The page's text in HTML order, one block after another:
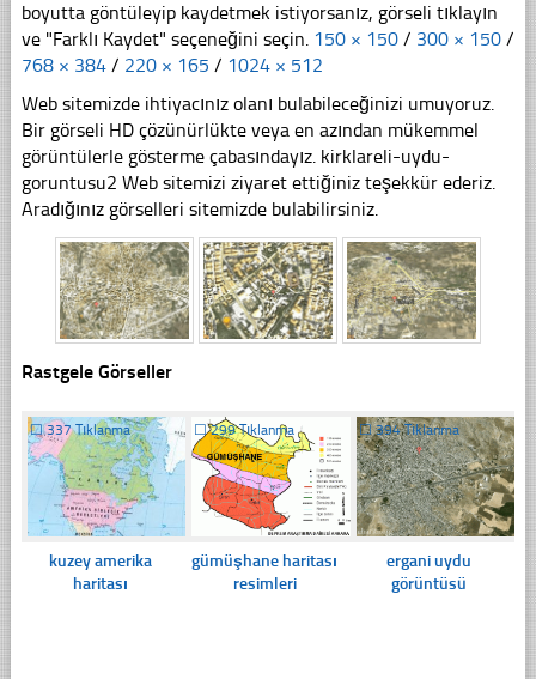
boyutta göntüleyip kaydetmek istiyorsanız, görseli tıklayın
ve "Farklı Kaydet" seçeneğini seçin. 150 × 150 / 300 × 150 /
768 × 384 / 220 × 165 / 1024 × 512
Web sitemizde ihtiyacınız olanı bulabileceğinizi umuyoruz.
Bir görseli HD çözünürlükte veya en azından mükemmel
görüntülerle gösterme çabasındayız. kirklareli-uydu-
goruntusu2 Web sitemizi ziyaret ettiğiniz teşekkür ederiz.
Aradığınız görselleri sitemizde bulabilirsiniz.
Rastgele Görseller
☐337 Tıklanma
kuzey amerika
haritası
☐299 Tıklanma
gümüşhane haritası
resimleri
☐394 Tıklanma
ergani uydu
görüntüsü